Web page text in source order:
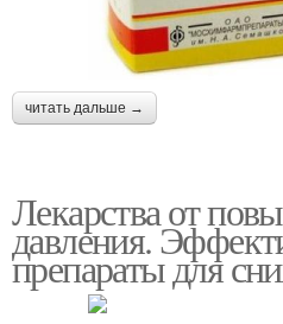
читать дальше →
Лекарства от
давления.
препараты для